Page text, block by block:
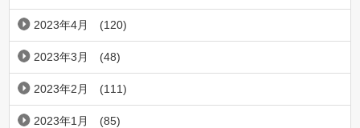
2023年4月 (120)
2023年3月 (48)
2023年2月 (111)
2023年1月 (85)